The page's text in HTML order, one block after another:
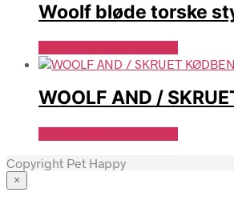
Woolf bløde torske
WOOLF AND /
Copyright Pet Happy
×